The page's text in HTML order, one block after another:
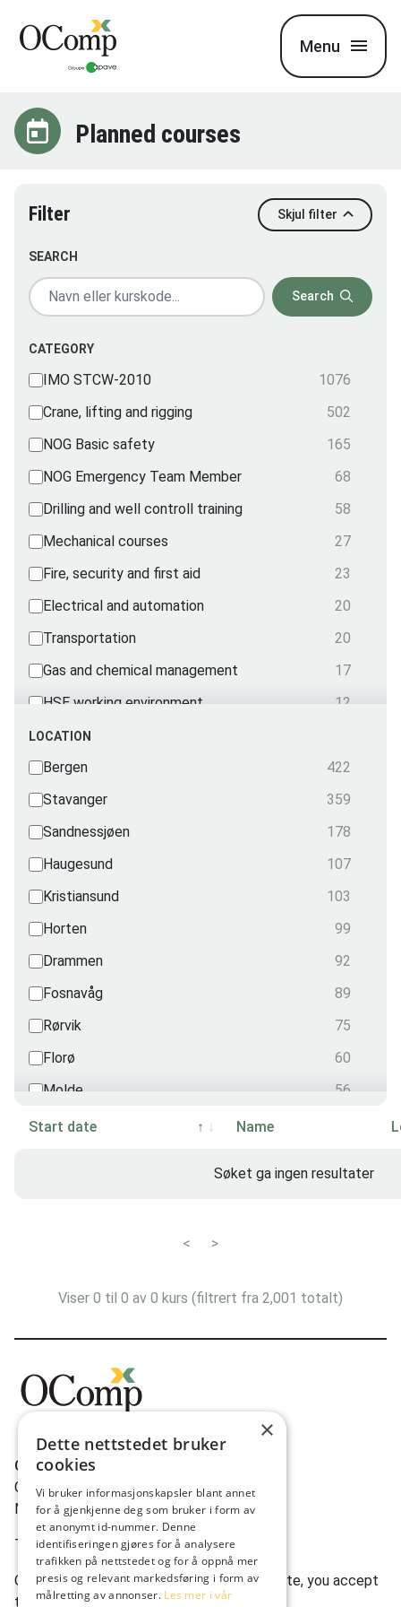
Menu
Planned courses
Filter Skjul filter
SEARCH
Search
CATEGORY
IMO STCW-2010
1076
Crane, lifting and rigging
502
NOG Basic safety
165
NOG Emergency Team Member
68
Drilling and well controll training
58
Mechanical courses
27
Fire, security and first aid
23
Electrical and automation
20
Transportation
20
Gas and chemical management
17
HSE working environment
12
NOG Emergency Team
Radio
3
First Aid and treatment
2
Security
2
Radiation
1
Nautical
0
OPITO
0
LOCATION
Bergen
422
Stavanger
359
Sandnessjøen
178
Haugesund
107
Kristiansund
103
Horten
99
Drammen
92
Fosnavåg
89
Rørvik
75
Florø
60
Molde
56
Harstad
Svolvær
Sola
Brønnøysund
Åndalsnes
Steinsholt
Tønsberg
7
Start date Name
Søket ga ingen resultater
< >
Viser 0 til 0 av 0 kurs (filtrert fra 2,001 totalt)
OComp AS
Gravdalsveien 262
N-5165 Laksevåg
Tlf:(+47) 950 22 622
Ocomp.co uses cookies. By using our website, you accept
this.
×
Dette nettstedet bruker
cookies
Vi bruker informasjonskapsler blant annet
for å gjenkjenne deg som bruker i form av
et anonymt id-nummer. Denne
identifiseringen gjøres for å analysere
trafikken på nettstedet og for å oppnå mer
presis og relevant markedsføring i form av
målretting av annonser. Les mer i vår